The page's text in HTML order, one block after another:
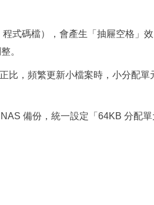
式碼檔），會產生「抽屜空格」效
。
比，頻繁更新小檔案時，小分配單
備份，統一設定「64KB 分配單